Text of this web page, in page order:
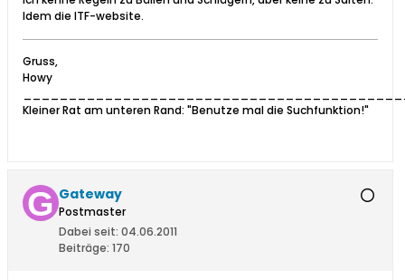
Idem die ITF-website.
Gruss,
Howy
Kleiner Rat am unteren Rand: "Benutze mal die Suchfunktion!"
Gateway
Postmaster
Dabei seit: 04.06.2011
Beiträge: 170